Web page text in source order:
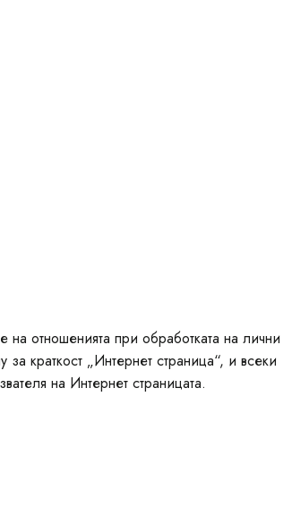
отношенията при обработката на лични
краткост „Интернет страница“, и всеки
на Интернет страницата.